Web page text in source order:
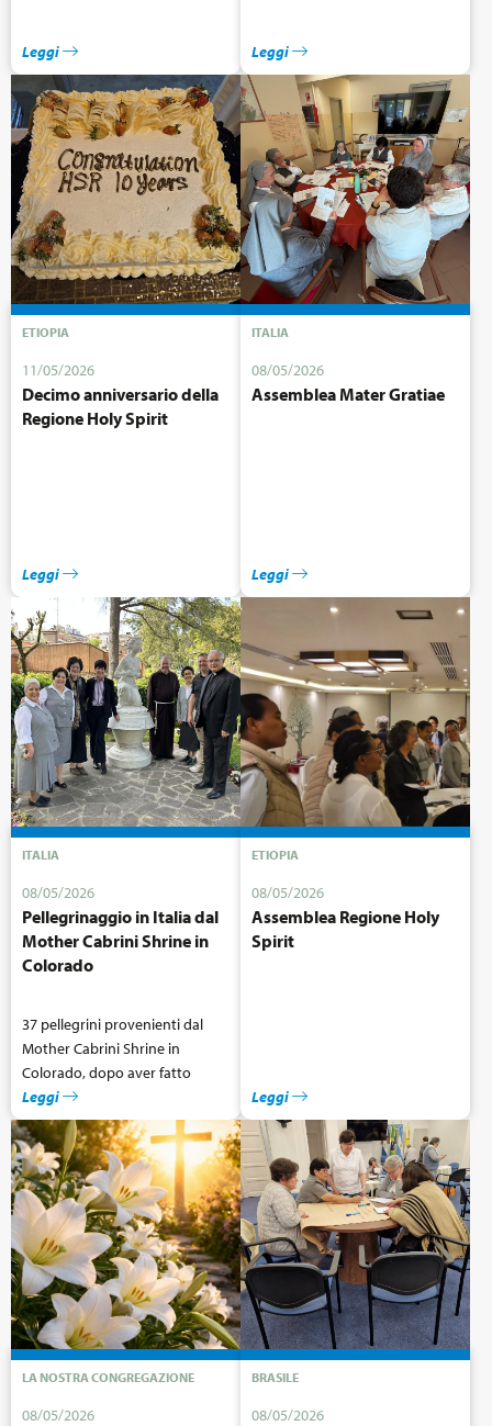
Leggi Leggi
ETIOPIA
11/05/2026
Decimo anniversario della
Regione Holy Spirit
Leggi
ITALIA
08/05/2026
Assemblea Mater Gratiae
Leggi
ITALIA
08/05/2026
Pellegrinaggio in Italia dal
Mother Cabrini Shrine in
Colorado
37 pellegrini provenienti dal
Mother Cabrini Shrine in
Colorado, dopo aver fatto
diverse tappe partendo da
Milano, sono arrivati a Roma.
Leggi
ETIOPIA
08/05/2026
Assemblea Regione Holy
Spirit
Leggi
LA NOSTRA CONGREGAZIONE
08/05/2026
BRASILE
08/05/2026